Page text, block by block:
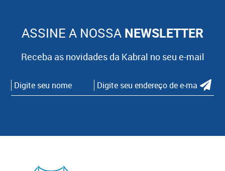
ASSINE A NOSSA NEWSLETTER
Receba as novidades da Kabral no seu e-mail